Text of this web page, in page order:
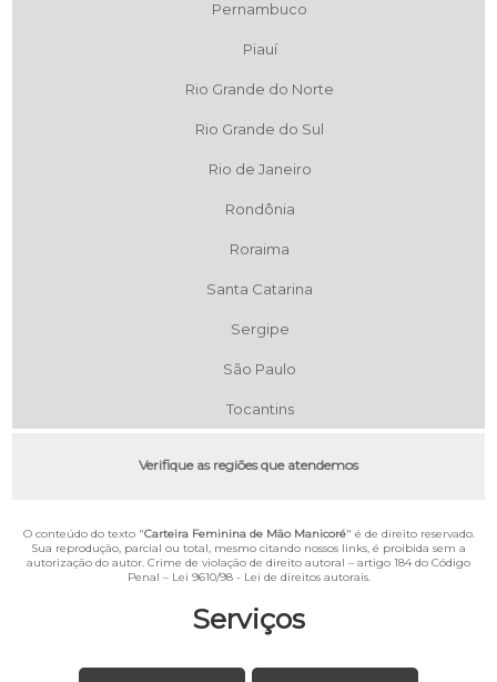
Serviços
Pernambuco
Piauí
Rio Grande do Norte
Rio Grande do Sul
Rio de Janeiro
Rondônia
Roraima
Santa Catarina
Sergipe
São Paulo
Tocantins
Verifique as regiões que atendemos
O conteúdo do texto "Carteira Feminina de Mão Manicoré" é de direito reservado.
Sua reprodução, parcial ou total, mesmo citando nossos links, é proibida sem a
autorização do autor. Crime de violação de direito autoral – artigo 184 do Código
Penal – Lei 9610/98 - Lei de direitos autorais.